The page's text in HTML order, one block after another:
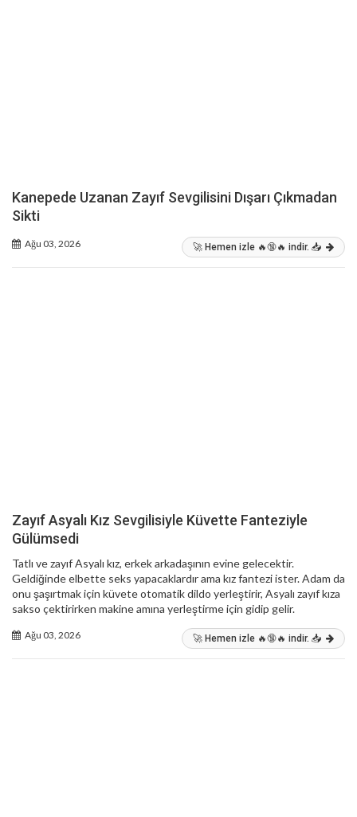
Kanepede Uzanan Zayıf Sevgilisini Dışarı Çıkmadan
Sikti
Ağu 03, 2026 🚀 Hemen izle 🔥🔞🔥 indir. 📥
Zayıf Asyalı Kız Sevgilisiyle Küvette Fanteziyle
Gülümsedi
Tatlı ve zayıf Asyalı kız, erkek arkadaşının evine gelecektir.
Geldiğinde elbette seks yapacaklardır ama kız fantezi ister. Adam da
onu şaşırtmak için küvete otomatik dildo yerleştirir, Asyalı zayıf kıza
sakso çektirirken makine amına yerleştirme için gidip gelir.
Ağu 03, 2026 🚀 Hemen izle 🔥🔞🔥 indir. 📥